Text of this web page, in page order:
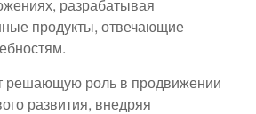
разрабатывая
продукты, отвечающие
решающую роль в продвижении
развития, внедряя